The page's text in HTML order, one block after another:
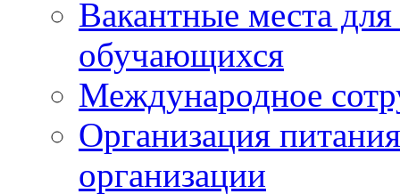
Вакантные места
обучающихся
Международное
Организация
организации